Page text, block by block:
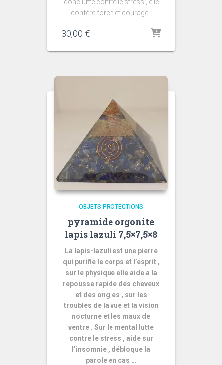
donc lutte contre le stress , elle
confère force et courage .
30,00 €
OBJETS PROTECTIONS
pyramide orgonite
lapis lazuli 7,5×7,5×8
La lapis-lazuli est une pierre
qui purifie le corps et l’esprit ,
sur le physique elle aide a la
repousse rapide des cheveux
et des ongles , sur les
troubles de la vue et la vision
nocturne et les maux de
ventre . Sur le mental lutte
contre le stress , aide sur
l’insomnie , débloque la
parole en cas …